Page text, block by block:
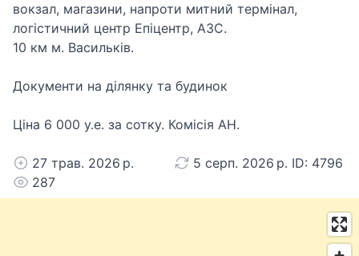
вокзал, магазини, напроти митний термінал,
логістичний центр Епіцентр, АЗС.
10 км м. Васильків.
Документи на ділянку та будинок
Ціна 6 000 у.е. за сотку. Комісія АН.
27 трав. 2026 р.
5 серп. 2026 р. ID: 4796
287